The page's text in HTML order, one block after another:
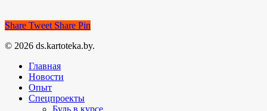
Share Tweet Share Pin
© 2026 ds.kartoteka.by.
Главная
Новости
Опыт
Спецпроекты